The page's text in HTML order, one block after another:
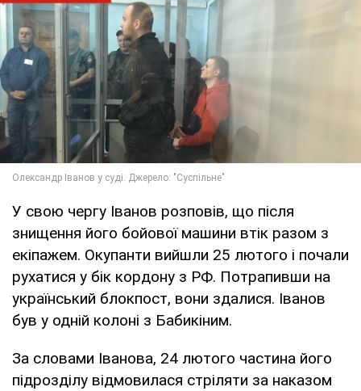
У свою чергу Іванов розповів, що після
знищення його бойової машини втік разом з
екіпажем. Окупанти вийшли 25 лютого і почали
рухатися у бік кордону з РФ. Потрапивши на
український блокпост, вони здалися. Іванов
був у одній колоні з Бабикіним.
За словами Іванова, 24 лютого частина його
підрозділу відмовилася стріляти за наказом